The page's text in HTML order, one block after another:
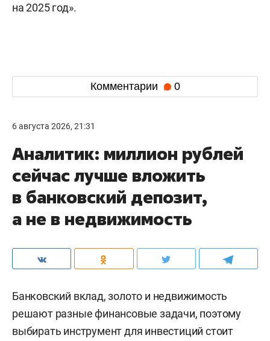
на 2025 год».
Комментарии 0
6 августа 2026, 21:31
Аналитик: миллион рублей
сейчас лучше вложить
в банковский депозит,
а не в недвижимость
Банковский вклад, золото и недвижимость
решают разные финансовые задачи, поэтому
выбирать инструмент для инвестиций стоит